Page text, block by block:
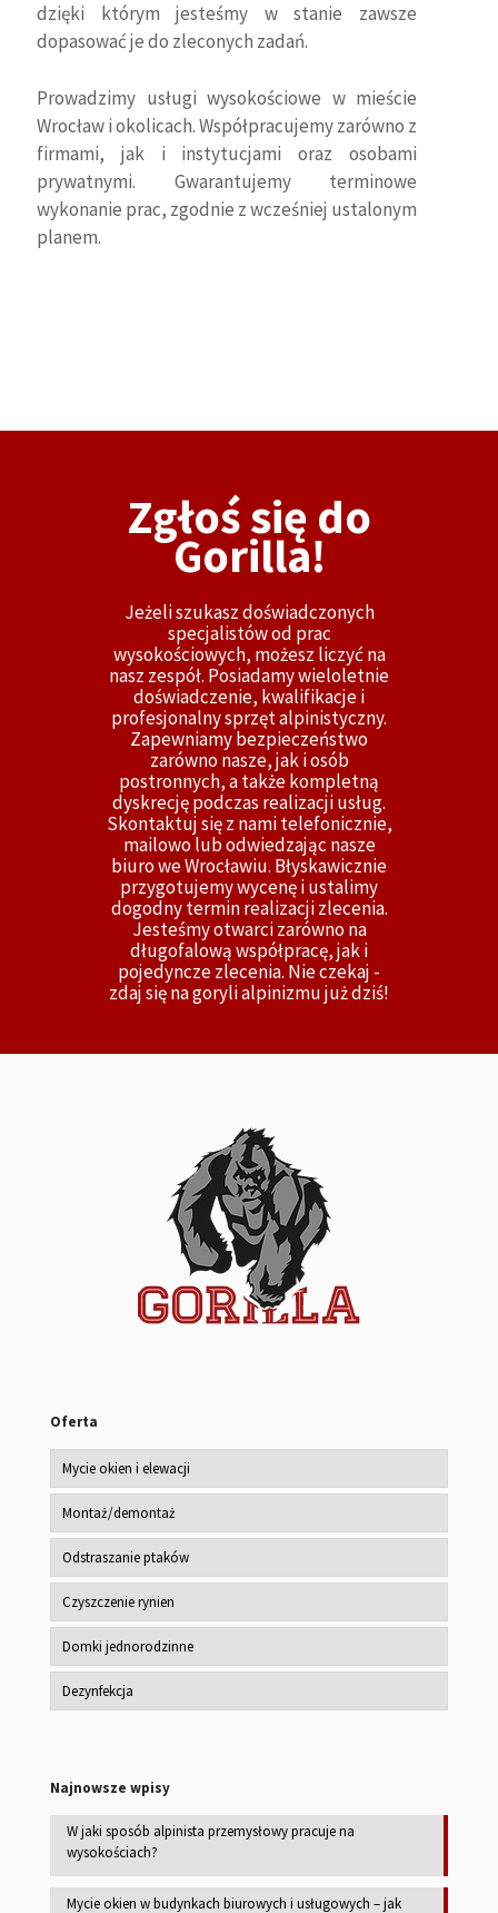
dzięki którym jesteśmy w stanie zawsze
dopasować je do zleconych zadań.
Prowadzimy usługi wysokościowe w mieście
Wrocław i okolicach. Współpracujemy zarówno z
firmami, jak i instytucjami oraz osobami
prywatnymi. Gwarantujemy terminowe
wykonanie prac, zgodnie z wcześniej ustalonym
planem.
Zgłoś się do
Gorilla!
Jeżeli szukasz doświadczonych
specjalistów od prac
wysokościowych, możesz liczyć na
nasz zespół. Posiadamy wieloletnie
doświadczenie, kwalifikacje i
profesjonalny sprzęt alpinistyczny.
Zapewniamy bezpieczeństwo
zarówno nasze, jak i osób
postronnych, a także kompletną
dyskrecję podczas realizacji usług.
Skontaktuj się z nami telefonicznie,
mailowo lub odwiedzając nasze
biuro we Wrocławiu. Błyskawicznie
przygotujemy wycenę i ustalimy
dogodny termin realizacji zlecenia.
Jesteśmy otwarci zarówno na
długofalową współpracę, jak i
pojedyncze zlecenia. Nie czekaj -
zdaj się na goryli alpinizmu już dziś!
Oferta
Mycie okien i elewacji
Montaż/demontaż
Odstraszanie ptaków
Czyszczenie rynien
Domki jednorodzinne
Dezynfekcja
Najnowsze wpisy
W jaki sposób alpinista przemysłowy pracuje na
wysokościach?
Mycie okien w budynkach biurowych i usługowych – jak